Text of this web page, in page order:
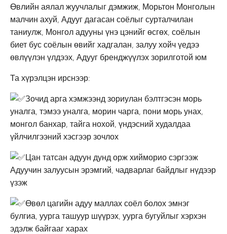
Өвлийн аялал жуучлалыг дэмжиж, Морьтон Монголын
малчин ахуй, Адууг дагасан соёлыг сурталчилан
таниулж, Монгол адууны үнэ цэнийг өсгөх, соёлын
биет бус соёлын өвийг хадгалан, залуу хойч үедээ
өвлүүлэн үлдээх, Адууг бренджүүлэх зорилготой юм
Та хүрэлцэн ирснээр:
Зочид арга хэмжээнд зориулан бэлтгэсэн морь
уналга, тэмээ уналга, морин чарга, пони морь унах,
монгол банхар, тайга нохой, үндэсний худалдаа
үйлчилгээний хэсгээр зочлох
Цан татсан адуун дунд орж хийморио сэргээж
Адуучин залуусын эрэмгий, чадварлаг байдлыг нүдээр
үзэж
Өвөл цагийн адуу маллах соёл болох эмнэг
булгиа, уурга ташуур шүүрэх, уурга бугуйлыг хэрхэн
эдэлж байгааг харах